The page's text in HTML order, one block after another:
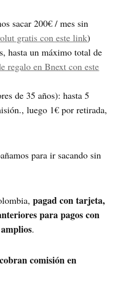
sacar 200€ / mes sin
gratis con este link)
hasta un máximo total de
regalo en Bnext con este
de 35 años): hasta 5
luego 1€ por retirada,
para ir sacando sin
pagad con tarjeta,
para pagos con
.
comisión en